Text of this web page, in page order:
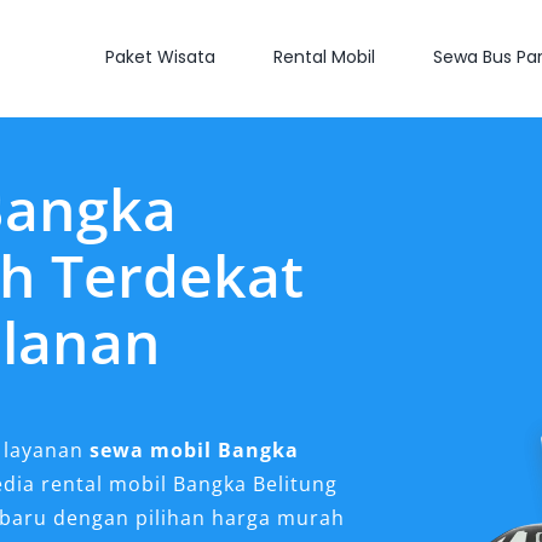
Paket Wisata Rental Mobil Sewa Bus
Terdekat
layanansewa mobil Bangka
rental mobil Bangka Belitung
dengan pilihan harga murah